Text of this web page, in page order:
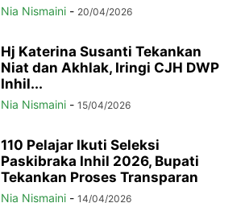
Nia Nismaini - 20/04/2026
Hj Katerina Susanti Tekankan
Niat dan Akhlak, Iringi CJH DWP
Inhil...
Nia Nismaini - 15/04/2026
110 Pelajar Ikuti Seleksi
Paskibraka Inhil 2026, Bupati
Tekankan Proses Transparan
Nia Nismaini - 14/04/2026